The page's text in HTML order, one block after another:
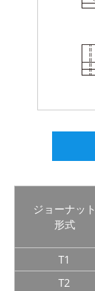
ジョーナット
形式
T1
T2